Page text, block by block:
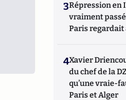
3Répression en
vraiment
Paris
4Xavier
du chef de la
qu’une vraie-
Paris et Alger